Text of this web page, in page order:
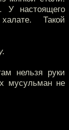
У настоящего
Такой
нельзя руки
мусульман не